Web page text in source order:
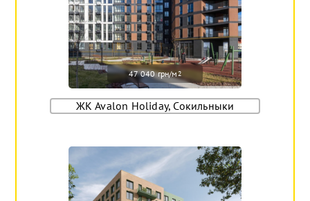
47 040 грн/м2
ЖК Avalon Holiday, Сокильныки